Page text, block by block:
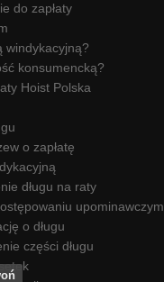
do zapłaty
windykacyjną?
konsumencką?
Hoist Polska
o zapłatę
długu na raty
upominawczym
o długu
części długu